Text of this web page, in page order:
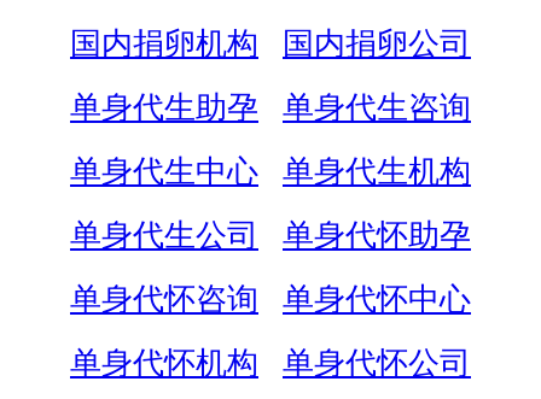
国内捐卵机构
国内捐卵公司
单身代生助孕
单身代生咨询
单身代生中心
单身代生机构
单身代生公司
单身代怀助孕
单身代怀咨询
单身代怀中心
单身代怀机构
单身代怀公司